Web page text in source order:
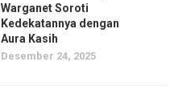
Warganet Soroti
Kedekatannya dengan
Aura Kasih
Desember 24, 2025